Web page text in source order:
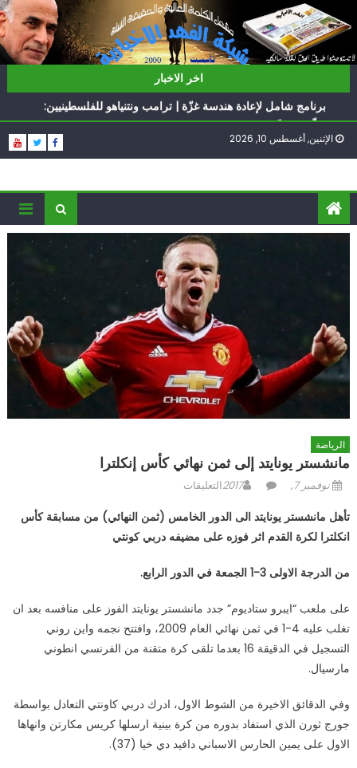
to
content
اخر الاخبار
ناشطة أمريكية يهودية تدعو الدول العربية لوقف التطبيع
أيّ تحدّيات يواجهها حزب الله؟
برنامج شامل لإعادة هندسة غزّة | ترامب ونتنياهو للفلسطينيين:
سلّموا تسلَموا
الغرب يدفن اتفاقاً وُلد ميتاً | إيران تحت العقوبات: جاهزون
ناشطة أمريكية يهودية تدعو الدول العربية لوقف التطبيع
أيّ تحدّيات يواجهها حزب الله؟
الإثنين, أغسطس 10, 2026
الرياضة
مانشستر يونايتد إلى ثمن نهائي كأس إنكلترا
Posted
نوفمبر 7, 2017 Authorالتعليقاتعلى
يونايتد
إلى
نهائي
إنكلترا
مغلقة
تأهل مانشستر يونايتد الى الدور الخامس (ثمن النهائي) من مسابقة كأس
انكلترا لكرة القدم اثر فوزه على مضيفه دربي كونتي
من الدرجة الاولى 3-1 الجمعة في الدور الرابع .
على ملعب “ايبرو ستاديوم” جدد مانشستر يونايتد الفوز على منافسه بعد ان
تغلب عليه 4-1 في ثمن نهائي العام 2009، وافتتح نجمه واين روني
التسجيل في الدقيقة 16 بعدما تلقى كرة متقنة من الفرنسي انطوني
مارسيال.
وفي الدقائق الاخيرة من الشوط الاول، ادرك دربي كاونتي التعادل بواسطة
جورج ثورن الذي استفاد بدوره من كرة بينية ارسلها كريس مكارتن وانهاها
الاول على يمين الحارس الاسباني دافيد دي خيا (
37
).